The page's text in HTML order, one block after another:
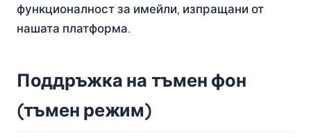
функционалност за имейли, изпращани от
нашата платформа.
Поддръжка на тъмен фон
(тъмен режим)